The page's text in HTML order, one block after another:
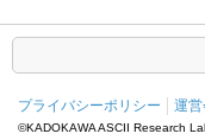
プライバシーポリシー 運営
©KADOKAWA ASCII Research